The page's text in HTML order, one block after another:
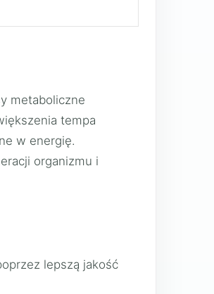
metaboliczne
tempa
w energię.
organizmu i
lepszą jakość